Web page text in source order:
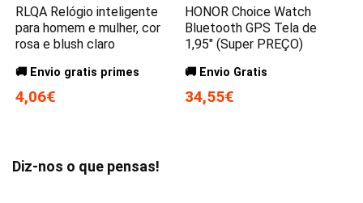
RLQA Relógio inteligente
para homem e mulher, cor
rosa e blush claro
🚚 Envio gratis primes
4,06€
HONOR Choice Watch
Bluetooth GPS Tela de
1,95″ (Super PREÇO)
🚚 Envio Gratis
34,55€
Diz-nos o que pensas!